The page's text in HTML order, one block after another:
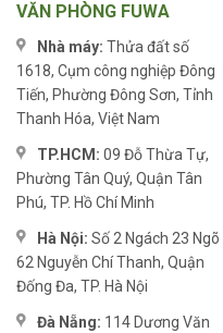
VĂN PHÒNG FUWA
Nhà máy: Thửa đất số
1618, Cụm công nghiệp Đông
Tiến, Phường Đông Sơn, Tỉnh
Thanh Hóa, Việt Nam
TP.HCM: 09 Đỗ Thừa Tự,
Phường Tân Quý, Quận Tân
Phú, TP. Hồ Chí Minh
Hà Nội: Số 2 Ngách 23 Ngõ
62 Nguyễn Chí Thanh, Quận
Đống Đa, TP. Hà Nội
Đà Nẵng: 114 Dương Văn